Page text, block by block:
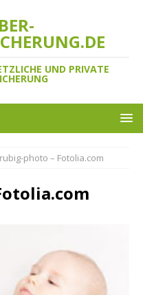
UND PRIVATE
photo – Fotolia.com